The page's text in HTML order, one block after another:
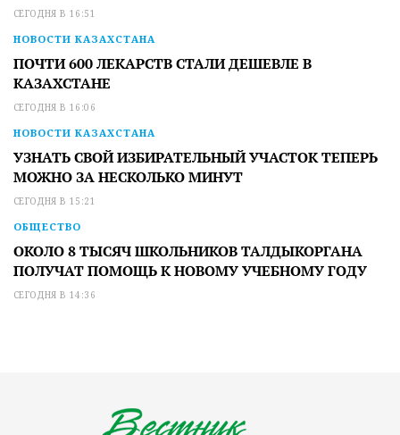
СЕГОДНЯ В 16:51
НОВОСТИ КАЗАХСТАНА
ПОЧТИ 600 ЛЕКАРСТВ СТАЛИ ДЕШЕВЛЕ В
КАЗАХСТАНЕ
СЕГОДНЯ В 16:06
НОВОСТИ КАЗАХСТАНА
УЗНАТЬ СВОЙ ИЗБИРАТЕЛЬНЫЙ УЧАСТОК ТЕПЕРЬ
МОЖНО ЗА НЕСКОЛЬКО МИНУТ
СЕГОДНЯ В 15:21
ОБЩЕСТВО
ОКОЛО 8 ТЫСЯЧ ШКОЛЬНИКОВ ТАЛДЫКОРГАНА
ПОЛУЧАТ ПОМОЩЬ К НОВОМУ УЧЕБНОМУ ГОДУ
СЕГОДНЯ В 14:36